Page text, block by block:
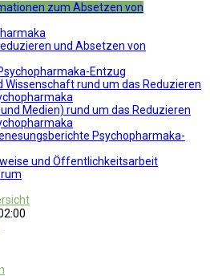
zum Absetzen von
und Absetzen von
Entzug
rund um das Reduzieren
Medien) rund um das Reduzieren
Psychopharmaka-
und Öffentlichkeitsarbeit